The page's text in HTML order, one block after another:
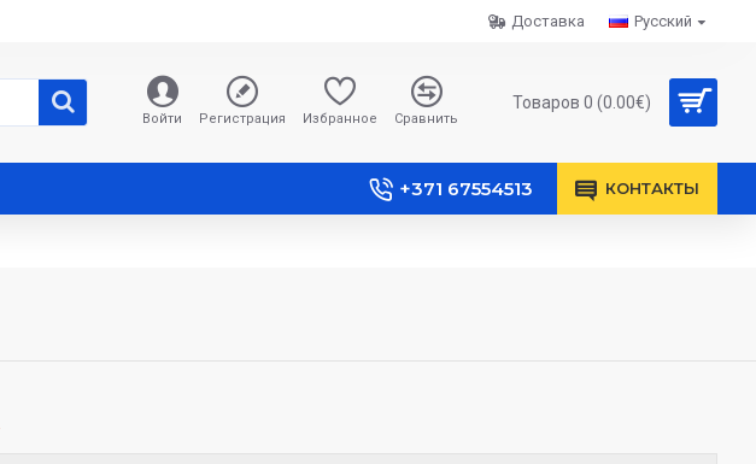
Русский
Доставка
Войти Регистрация Избранное Сравнить
Товаров 0 (0.00€)
+371 67554513 КОНТАКТЫ